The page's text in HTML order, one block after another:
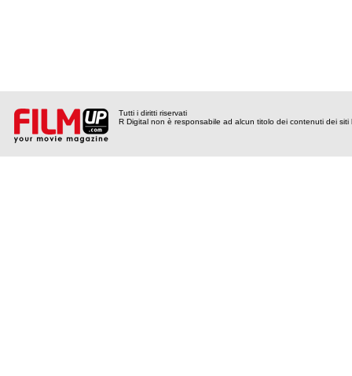
Tutti i diritti riservati
R Digital non è responsabile ad alcun titolo dei contenuti dei siti